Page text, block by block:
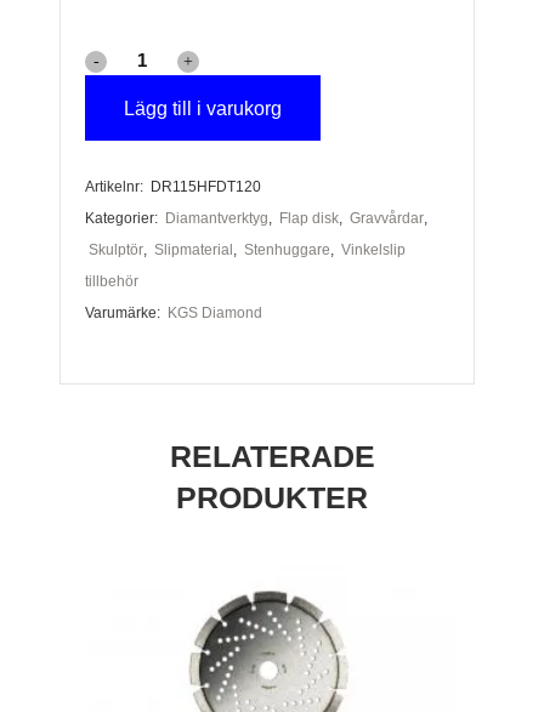
Diamantrondell
Hybrid
flap
Lägg till i varukorg
Artikelnr: DR115HFDT120
Kategorier: Diamantverktyg, Flap disk, Gravvårdar,
Skulptör, Slipmaterial , Stenhuggare, Vinkelslip
tillbehör
Varumärke: KGS Diamond
RELATERADE
PRODUKTER